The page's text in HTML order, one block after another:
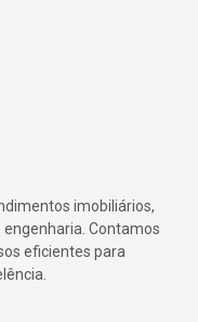
imobiliários,
Contamos
eficientes para